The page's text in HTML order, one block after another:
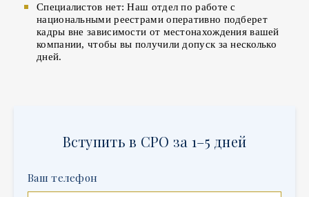
Специалистов нет: Наш отдел по работе с
национальными реестрами оперативно подберет
кадры вне зависимости от местонахождения вашей
компании, чтобы вы получили допуск за несколько
дней.
Вступить в СРО за 1–5 дней
Ваш телефон